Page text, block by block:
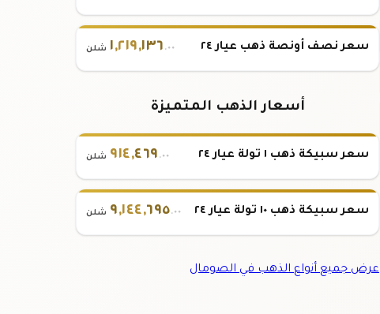
سعر نصف أونصة ذهب عيار ٢٤ ١,٢١٩,١٣٦ .٠٠ شلن
أسعار الذهب المتميزة
سعر سبيكة ذهب ١ تولة عيار ٢٤ ٩١٤,٤٦٩ .٠٠ شلن
سعر سبيكة ذهب ١٠ تولة عيار ٢٤ ٩,١٤٤,٦٩٥.٠٠ شلن
عرض جميع أنواع الذهب في الصومال